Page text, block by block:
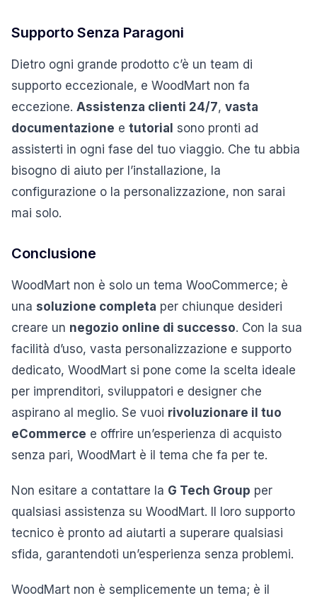
Supporto Senza Paragoni
Dietro ogni grande prodotto c’è un team di
supporto eccezionale, e WoodMart non fa
eccezione. Assistenza clienti 24/7, vasta
documentazione e tutorial sono pronti ad
assisterti in ogni fase del tuo viaggio. Che tu abbia
bisogno di aiuto per l’installazione, la
configurazione o la personalizzazione, non sarai
mai solo.
Conclusione
WoodMart non è solo un tema WooCommerce; è
una soluzione completa per chiunque desideri
creare un negozio online di successo. Con la sua
facilità d’uso, vasta personalizzazione e supporto
dedicato, WoodMart si pone come la scelta ideale
per imprenditori, sviluppatori e designer che
aspirano al meglio. Se vuoi rivoluzionare il tuo
eCommerce e offrire un’esperienza di acquisto
senza pari, WoodMart è il tema che fa per te.
Non esitare a contattare la G Tech Group per
qualsiasi assistenza su WoodMart. Il loro supporto
tecnico è pronto ad aiutarti a superare qualsiasi
sfida, garantendoti un’esperienza senza problemi.
WoodMart non è semplicemente un tema; è il